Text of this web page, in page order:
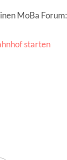
MoBa Forum:
starten